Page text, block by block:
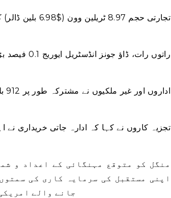
تجزیہ کاروں نے کہا کہ ادارہ جاتی خریداری
منگل کو متوقع مہنگائی کے اعداد و
اپنی مستقبل کی سرمایہ کاری کی
جانے والے